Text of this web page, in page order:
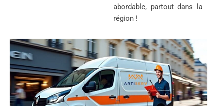
abordable, partout dans la
région !